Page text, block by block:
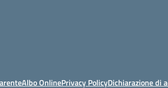
Albo OnlinePrivacy PolicyDichiarazione di